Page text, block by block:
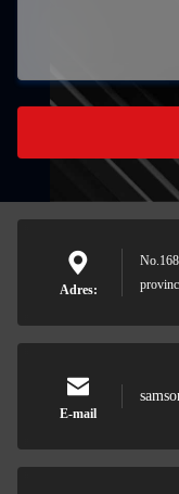
Adres:
E-mail